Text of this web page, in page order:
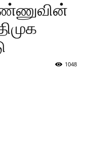
1048